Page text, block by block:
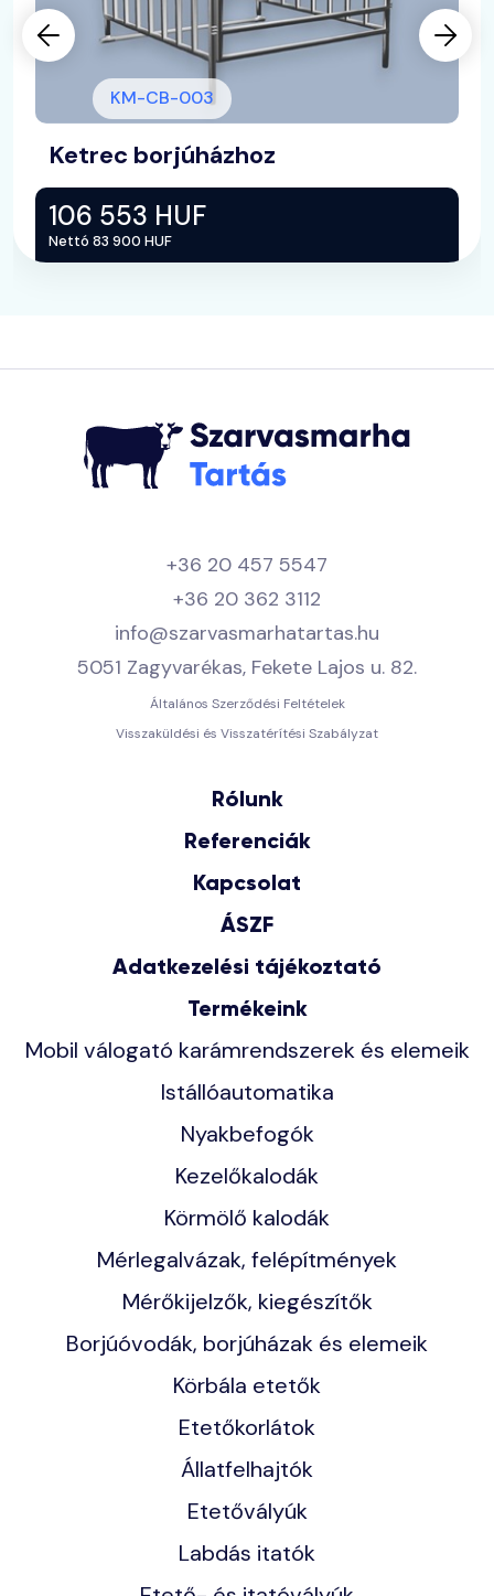
KM-CB-003
Ketrec borjúházhoz
106 553 HUF
Nettó 83 900 HUF
+36 20 457 5547
+36 20 362 3112
info@szarvasmarhatartas.hu
5051 Zagyvarékas, Fekete Lajos u. 82.
Általános Szerződési Feltételek
Visszaküldési és Visszatérítési Szabályzat
Rólunk
Referenciák
Kapcsolat
ÁSZF
Adatkezelési tájékoztató
Termékeink
Mobil válogató karámrendszerek és elemeik
Istállóautomatika
Nyakbefogók
Kezelőkalodák
Körmölő kalodák
Mérlegalvázak, felépítmények
Mérőkijelzők, kiegészítők
Borjúóvodák, borjúházak és elemeik
Körbála etetők
Etetőkorlátok
Állatfelhajtók
Etetővályúk
Labdás itatók